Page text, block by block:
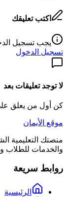
اكتب تعليقك
يجب تسجيل
تسجيل الدخول
لا توجد تعليقات بعد
كن أول من يعلق
موقع الأيمان
منصتك التعليمية
والخدمات للطلاب
روابط سريعة
الرئيسية